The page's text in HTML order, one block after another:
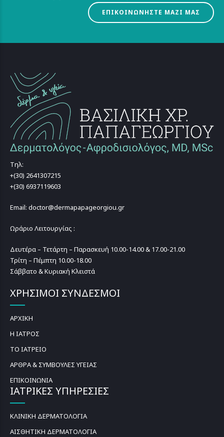
ΕΠΙΚΟΙΝΩΝΗΣΤΕ ΜΑΖΙ ΜΑΣ
Τηλ:
+(30) 2641307215
+(30) 6937119603
Email: doctor@dermapapageorgiou.gr
Ωράριο Λειτουργίας :
Δευτέρα – Τετάρτη – Παρασκευή 10.00-14.00 & 17.00-21.00
Τρίτη – Πέμπτη 10.00-18.00
Σάββατο & Κυριακή Κλειστά
ΧΡΗΣΙΜΟΙ ΣΥΝΔΕΣΜΟΙ
ΑΡΧΙΚΗ
Η ΙΑΤΡΟΣ
ΤΟ ΙΑΤΡΕΙΟ
ΑΡΘΡΑ & ΣΥΜΒΟΥΛΕΣ ΥΓΕΙΑΣ
ΕΠΙΚΟΙΝΩΝΙΑ
ΙΑΤΡΙΚΕΣ ΥΠΗΡΕΣΙΕΣ
ΚΛΙΝΙΚΗ ΔΕΡΜΑΤΟΛΟΓΙΑ
ΑΙΣΘΗΤΙΚΗ ΔΕΡΜΑΤΟΛΟΓΙΑ